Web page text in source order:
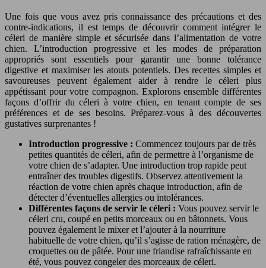
Une fois que vous avez pris connaissance des précautions et des
contre-indications, il est temps de découvrir comment intégrer le
céleri de manière simple et sécurisée dans l’alimentation de votre
chien. L’introduction progressive et les modes de préparation
appropriés sont essentiels pour garantir une bonne tolérance
digestive et maximiser les atouts potentiels. Des recettes simples et
savoureuses peuvent également aider à rendre le céleri plus
appétissant pour votre compagnon. Explorons ensemble différentes
façons d’offrir du céleri à votre chien, en tenant compte de ses
préférences et de ses besoins. Préparez-vous à des découvertes
gustatives surprenantes !
Introduction progressive : Commencez toujours par de très
petites quantités de céleri, afin de permettre à l’organisme de
votre chien de s’adapter. Une introduction trop rapide peut
entraîner des troubles digestifs. Observez attentivement la
réaction de votre chien après chaque introduction, afin de
détecter d’éventuelles allergies ou intolérances.
Différentes façons de servir le céleri : Vous pouvez servir le
céleri cru, coupé en petits morceaux ou en bâtonnets. Vous
pouvez également le mixer et l’ajouter à la nourriture
habituelle de votre chien, qu’il s’agisse de ration ménagère, de
croquettes ou de pâtée. Pour une friandise rafraîchissante en
été, vous pouvez congeler des morceaux de céleri.